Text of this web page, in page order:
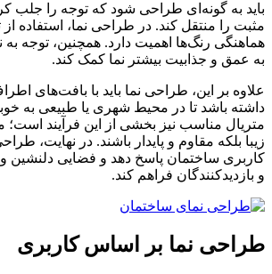
باید به گونه‌ای طراحی شود که توجه را جلب
مثبت را منتقل کند. در طراحی نما، استفاده از
هماهنگی رنگ‌ها اهمیت دارد. همچنین، توجه به
به عمق و جذابیت بیشتر نما کمک کند.
علاوه بر این، طراحی نما باید با بافت‌های
داشته باشد تا در محیط شهری یا طبیعی به
متریال مناسب نیز بخشی از این فرآیند است؛
زیبا بلکه مقاوم و پایدار باشند. در نهایت،
کاربری ساختمان پاسخ دهد و فضایی دلنشین و
و بازدیدکنندگان فراهم کند.
طراحی نما بر اساس کاربری